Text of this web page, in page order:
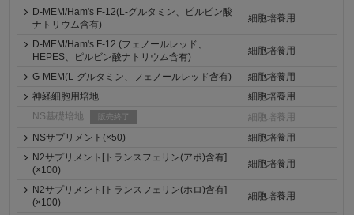
D-MEM/Ham's F-12(L-グルタミン、ピルビン酸
ナトリウム含有)
細胞培養用
D-MEM/Ham's F-12 (フェノールレッド、
HEPES、ピルビン酸ナトリウム含有)
細胞培養用
G-MEM(L-グルタミン、フェノールレッド含有)
細胞培養用
神経細胞用培地
細胞培養用
NS基礎培地
販売終了
細胞培養用
NSサプリメント(×50)
細胞培養用
N2サプリメント[トランスフェリン(アポ)含有]
(×100)
細胞培養用
N2サプリメント[トランスフェリン(ホロ)含有]
(×100)
細胞培養用